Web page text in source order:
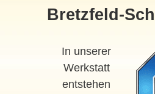
Bretzfeld-
In unserer
Werkstatt
entstehen